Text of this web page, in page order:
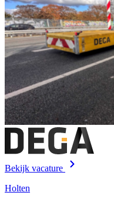
Bekijk vacature
Holten